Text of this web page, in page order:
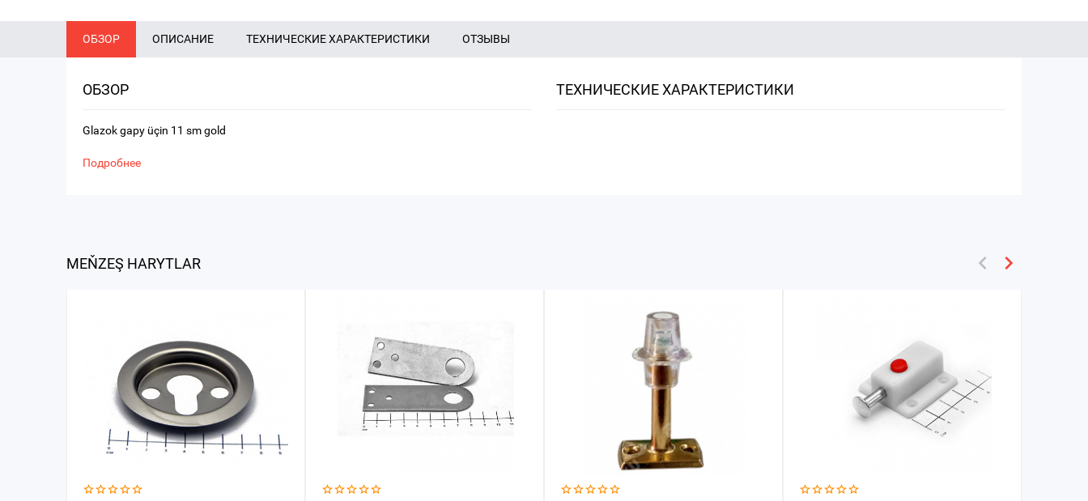
ОБЗОР ОПИСАНИЕ ТЕХНИЧЕСКИЕ ХАРАКТЕРИСТИКИ ОТЗЫВЫ
ОБЗОР
Glazok gapy üçin 11 sm gold
Подробнее
ТЕХНИЧЕСКИЕ ХАРАКТЕРИСТИКИ
MEŇZEŞ HARYTLAR